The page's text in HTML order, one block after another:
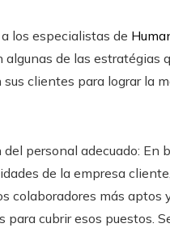
los especialistas de
algunas de las estratégias
clientes para lograr la
del personal adecuado: En
de la empresa
colaboradores más aptos
para cubrir esos puestos.